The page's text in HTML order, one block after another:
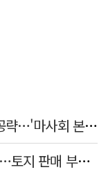
김병삼 경북 영천시장, 이번엔 국회 공략…'마사회 본사 이전·광역교통망 확충' 요청
대구도시개발공사 경영평가 '라'등급…토지 판매 부진에 1년 만에 두 단계 '뚝'